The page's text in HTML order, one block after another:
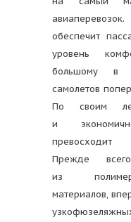
обеспечит
уровень
большому в
самолетов
По своим
и
превосходит
Прежде
из
материалов,